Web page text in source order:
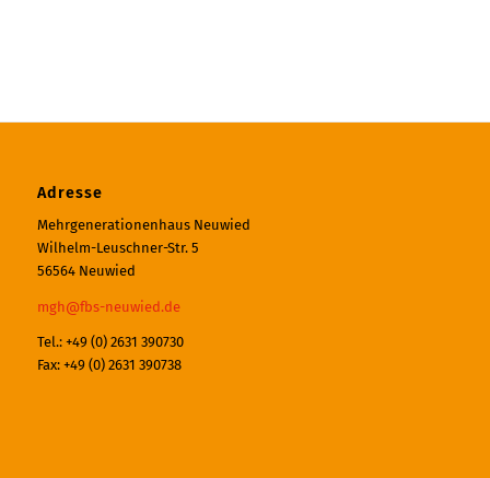
Adresse
Mehrgenerationenhaus Neuwied
Wilhelm-Leuschner-Str. 5
56564 Neuwied
mgh@fbs-neuwied.de
Tel.: +49 (0) 2631 390730
Fax: +49 (0) 2631 390738